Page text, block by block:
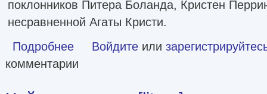
поклонников Питера Боланда, Кристен
несравненной Агаты Кристи.
Подробнее о Рецепт убийства для настоящей лентяйки [litres]
Войдите или
комментарии